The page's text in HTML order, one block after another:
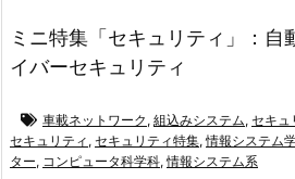
ミニ特集「セキュリティ」：自
イバーセキュリティ
車載ネットワーク , 組込みシステム, セキュ
セキュリティ , セキュリティ特集,情報システム
ター, コンピュータ科学科,情報システム系